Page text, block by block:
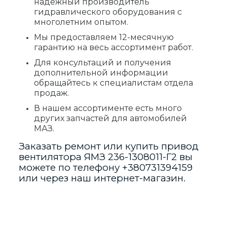
гидравлического оборудования с
многолетним опытом.
Мы предоставляем 12-месячную
гарантию на весь ассортимент работ.
Для консультаций и получения
дополнительной информации
обращайтесь к специалистам отдела
продаж.
В нашем ассортименте есть много
других запчастей для автомобилей
МАЗ.
Заказать ремонт или купить привод
вентилятора ЯМЗ 236-1308011-Г2 вы
можете по телефону +380731394159
или через наш интернет-магазин.